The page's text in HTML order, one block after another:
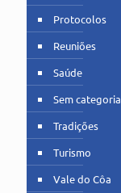
Protocolos
Reuniões
Saúde
Sem categoria
Tradições
Turismo
Vale do Côa